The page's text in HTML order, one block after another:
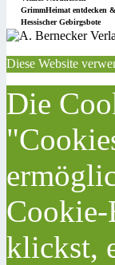
GrimmHeimat entdecken
Hessischer Gebirgsbote
Diese Website
Die
klickst,